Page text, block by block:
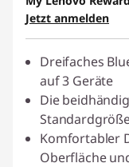
Jetzt anmelden
Dreifaches
auf 3 Geräte
Die
Komfortabler
Oberfläche